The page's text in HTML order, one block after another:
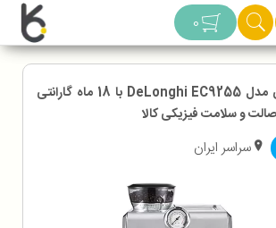
0
اسپرسوساز دلونگی مدل DeLonghi EC9255 با 18 ماه گارانتی
و سلامت فیزیکی کالا
سراسر ایران